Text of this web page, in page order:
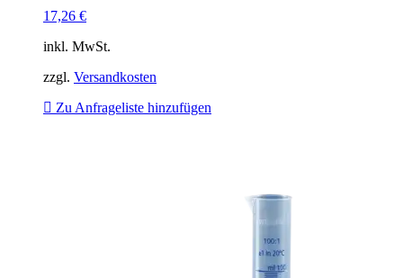
17,26 €
inkl. MwSt.
zzgl. Versandkosten
Zu Anfrageliste hinzufügen